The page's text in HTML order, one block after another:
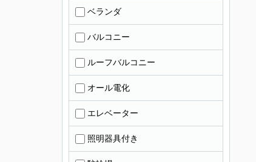
ベランダ
バルコニー
ルーフバルコニー
オール電化
エレベーター
照明器具付き